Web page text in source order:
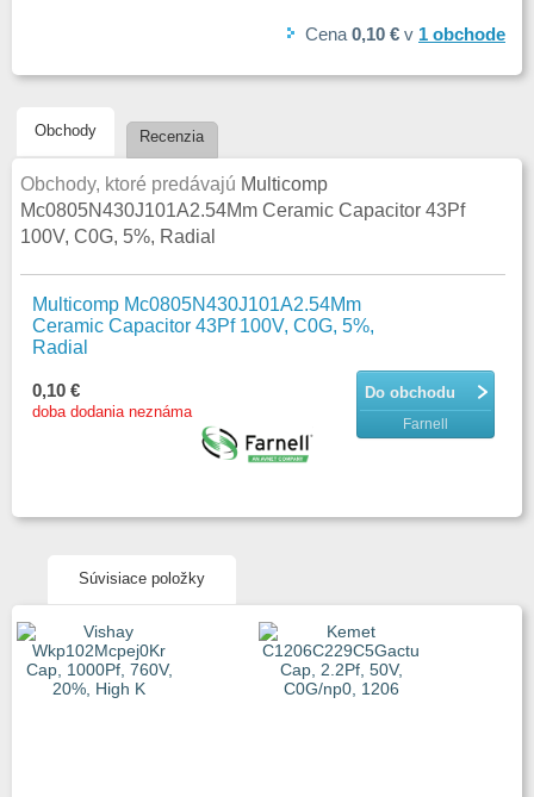
Cena 0,10 € v 1 obchode
Obchody Recenzia
Obchody, ktoré predávajú Multicomp
Mc0805N430J101A2.54Mm Ceramic Capacitor 43Pf
100V, C0G, 5%, Radial
Multicomp Mc0805N430J101A2.54Mm
Ceramic Capacitor 43Pf 100V, C0G, 5%,
Radial
Do obchodu
Farnell
0,10 €
doba dodania neznáma
Súvisiace položky